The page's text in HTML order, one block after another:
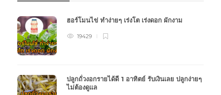
ฮอร์โมนไข่ ทำง่ายๆ เร่งโต เร่งดอก ผักงาม
19429
ปลูกถั่วงอกรายได้ดี 1 อาทิตย์ รับเงินเลย ปลูกง่ายๆ
ไม่ต้องดูแล